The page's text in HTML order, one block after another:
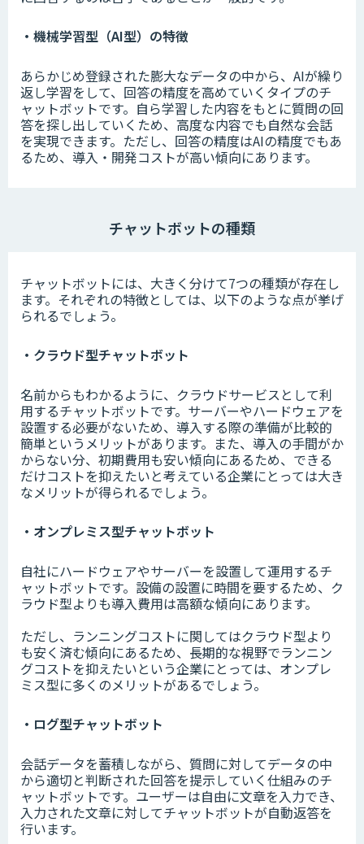
・機械学習型（AI型）の特徴
あらかじめ登録された膨大なデータの中から、AIが繰り
返し学習をして、回答の精度を高めていくタイプのチ
ャットボットです。自ら学習した内容をもとに質問の回
答を探し出していくため、高度な内容でも自然な会話
を実現できます。ただし、回答の精度はAIの精度でもあ
るため、導入・開発コストが高い傾向にあります。
チャットボットの種類
チャットボットには、大きく分けて7つの種類が存在し
ます。それぞれの特徴としては、以下のような点が挙げ
られるでしょう。
・クラウド型チャットボット
名前からもわかるように、クラウドサービスとして利
用するチャットボットです。サーバーやハードウェアを
設置する必要がないため、導入する際の準備が比較的
簡単というメリットがあります。また、導入の手間がか
からない分、初期費用も安い傾向にあるため、できる
だけコストを抑えたいと考えている企業にとっては大き
なメリットが得られるでしょう。
・オンプレミス型チャットボット
自社にハードウェアやサーバーを設置して運用するチ
ャットボットです。設備の設置に時間を要するため、ク
ラウド型よりも導入費用は高額な傾向にあります。
ただし、ランニングコストに関してはクラウド型より
も安く済む傾向にあるため、長期的な視野でランニン
グコストを抑えたいという企業にとっては、オンプレ
ミス型に多くのメリットがあるでしょう。
・ログ型チャットボット
会話データを蓄積しながら、質問に対してデータの中
から適切と判断された回答を提示していく仕組みのチ
ャットボットです。ユーザーは自由に文章を入力でき、
入力された文章に対してチャットボットが自動返答を
行います。